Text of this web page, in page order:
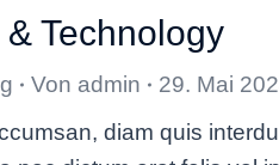
Technology
Von admin
29. Mai
diam quis